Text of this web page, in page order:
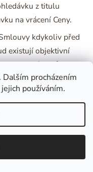
procházením
používáním.
z titulu
na vrácení Ceny.
kdykoliv před
existují objektivní
(zejména důvody na
v povaze
v čl. 6.9.
odstoupit, pokud je
záměrně nesprávné
zboží v rámci své
jsme
i bez udání